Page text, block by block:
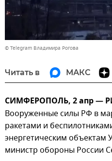
© Telegram Владимира Рогова
Читать в МАКС
СИМФЕРОПОЛЬ, 2 апр —
Вооруженные силы РФ в
ракетами и
энергетическим объектам
министр обороны России